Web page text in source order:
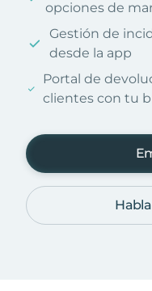
opciones de
Gestión de
desde la app
Portal de
clientes con tu